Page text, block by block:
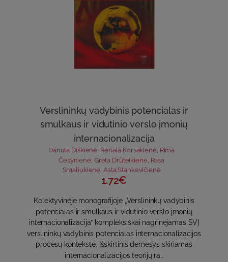
Verslininkų vadybinis potencialas ir
smulkaus ir vidutinio verslo įmonių
internacionalizacija
Danuta Diskienė, Renata Korsakienė, Rima
Česynienė Greta Drūteikienė Rasa
Smaliukienė, Asta Stankevičienė
1.72€
Kolektyvinėje monografijoje „Verslininkų vadybinis
potencialas ir smulkaus ir vidutinio verslo įmonių
internacionalizacija“ kompleksiškai nagrinėjamas SVĮ
verslininkų vadybinis potencialas internacionalizacijos
procesų kontekste. Išskirtinis dėmesys skiriamas
internacionalizacijos teorijų ra..